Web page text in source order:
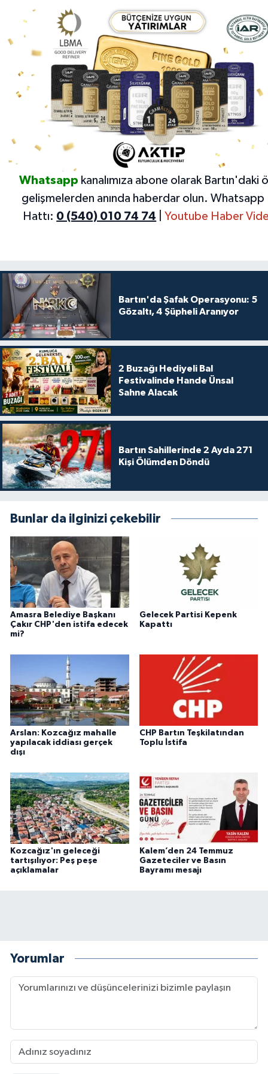
Whatsapp kanalımıza abone olarak Bartın'daki
gelişmelerden anında haberdar olun. Whatsapp
Hattı: 0 (540) 010 74 74 Youtube Haber
Bartın'da Şafak Operasyonu: 5
Gözaltı, 4 Şüpheli Aranıyor
2 Buzağı Hediyeli Bal
Festivalinde Hande Ünsal
Sahne Alacak
Bartın Sahillerinde 2 Ayda 271
Kişi Ölümden Döndü
Bunlar da ilginizi çekebilir
Amasra Belediye Başkanı
Çakır CHP'den istifa edecek
mi?
Gelecek Partisi Kepenk
Kapattı
Arslan: Kozcağız mahalle
yapılacak iddiası gerçek
dışı
CHP Bartın Teşkilatından
Toplu İstifa
Kozcağız'ın geleceği
tartışılıyor: Peş peşe
açıklamalar
Kalem’den 24 Temmuz
Gazeteciler ve Basın
Bayramı mesajı
Yorumlar